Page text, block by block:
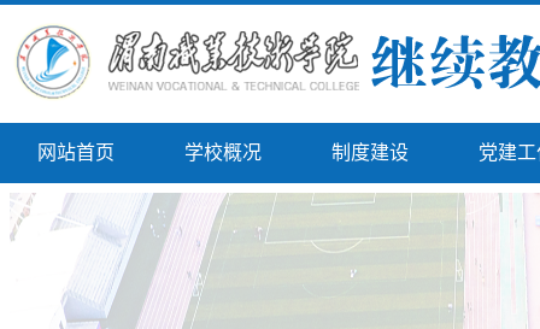
网站首页 学校概况 制度建设 党建